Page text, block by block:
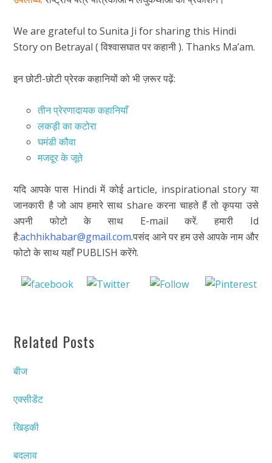
We are grateful to Sunita Ji for sharing this Hindi
Story on Betrayal ( विश्वासघात पर कहानी ). Thanks Ma’am.
इन छोटी-छोटी प्रेरक कहानियों को भी ज़रूर पढ़ें:
तीन प्रेरणादायक कहानियाँ
लकड़ी का कटोरा
घमंडी कौवा
मजदूर के जूते
यदि आपके पास Hindi में कोई article, inspirational story या
जानकारी है जो आप हमारे साथ share करना चाहते हैं तो कृपया उसे
अपनी फोटो के साथ E-mail करें. हमारी Id
है:achhikhabar@gmail.com.पसंद आने पर हम उसे आपके नाम और
फोटो के साथ यहाँ PUBLISH करेंगे.
Related Posts
बीज
एक्सीडेंट
खिड़की
बदलाव